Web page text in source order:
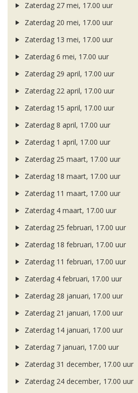
Zaterdag 27 mei, 17.00 uur
Zaterdag 20 mei, 17.00 uur
Zaterdag 13 mei, 17.00 uur
Zaterdag 6 mei, 17.00 uur
Zaterdag 29 april, 17.00 uur
Zaterdag 22 april, 17.00 uur
Zaterdag 15 april, 17.00 uur
Zaterdag 8 april, 17.00 uur
Zaterdag 1 april, 17.00 uur
Zaterdag 25 maart, 17.00 uur
Zaterdag 18 maart, 17.00 uur
Zaterdag 11 maart, 17.00 uur
Zaterdag 4 maart, 17.00 uur
Zaterdag 25 februari, 17.00 uur
Zaterdag 18 februari, 17.00 uur
Zaterdag 11 februari, 17.00 uur
Zaterdag 4 februari, 17.00 uur
Zaterdag 28 januari, 17.00 uur
Zaterdag 21 januari, 17.00 uur
Zaterdag 14 januari, 17.00 uur
Zaterdag 7 januari, 17.00 uur
Zaterdag 31 december, 17.00 uur
Zaterdag 24 december, 17.00 uur